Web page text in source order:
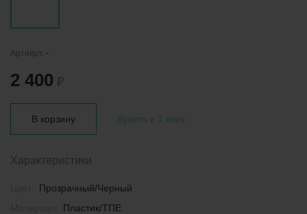
Артикул: -
2 400 ₽
В корзину Купить в 1 клик
Характеристики
Прозрачный/Черный
Пластик/ТПЕ